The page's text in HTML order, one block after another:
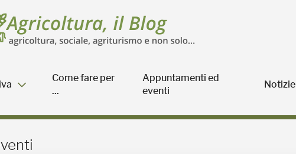
Come fare per
...
Appuntamenti ed
eventi
Notizie
eventi - Blog Agricoltura